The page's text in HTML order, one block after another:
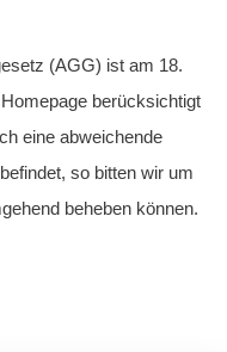
(AGG) ist am 18.
berücksichtigt
eine abweichende
so bitten wir um
beheben können.